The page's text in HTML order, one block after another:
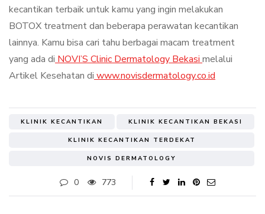
kecantikan terbaik untuk kamu yang ingin melakukan
BOTOX treatment dan beberapa perawatan kecantikan
lainnya. Kamu bisa cari tahu berbagai macam treatment
yang ada di NOVI’S Clinic Dermatology Bekasi melalui
Artikel Kesehatan di www.novisdermatology.co.id
KLINIK KECANTIKAN KLINIK KECANTIKAN BEKASI
KLINIK KECANTIKAN TERDEKAT
NOVIS DERMATOLOGY
0 773